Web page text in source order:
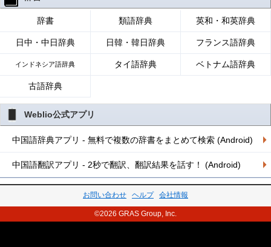
辞書 類語辞典 英和・和英辞典
日中・中日辞典 日韓・韓日辞典 フランス語辞典
インドネシア語辞典 タイ語辞典 ベトナム語辞典
古語辞典
Weblio公式アプリ
中国語辞典アプリ - 無料で複数の辞書をまとめて検索 (Android)
中国語翻訳アプリ - 2秒で翻訳、翻訳結果を話す！ (Android)
お問い合わせ ヘルプ 会社情報
©2026 GRAS Group, Inc.